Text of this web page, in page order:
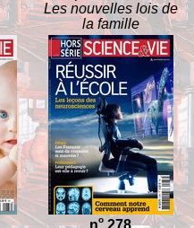
Les nouvelles lois de
la famille
no 278